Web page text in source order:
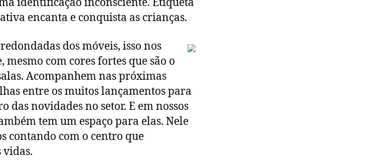
identificação inconsciente. Etiqueta
encanta e conquista as crianças.
dos móveis, isso nos
mesmo com cores fortes que são o
Acompanhem nas próximas
entre os muitos lançamentos para
das novidades no setor. E em nossos
tem um espaço para elas. Nele
contando com o centro que